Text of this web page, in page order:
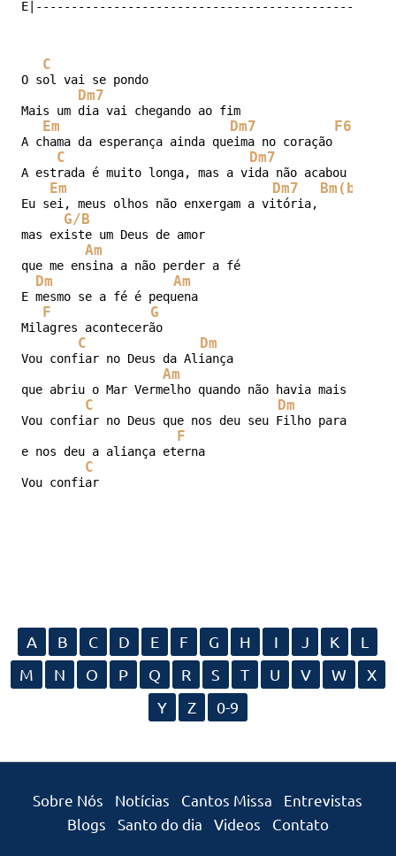
C
O sol vai se pondo
Dm7
Mais um dia vai chegando ao fim
Em Dm7 F6
A chama da esperança ainda queima no coração
C Dm7
A estrada é muito longa, mas a vida não acabou
Em Dm7 Bm(b13)
Eu sei, meus olhos não enxergam a vitória,
G/B
mas existe um Deus de amor
Am
que me ensina a não perder a fé
Dm Am
E mesmo se a fé é pequena
F G
Milagres acontecerão
C Dm
Vou confiar no Deus da Aliança
Am
que abriu o Mar Vermelho quando não havia mais saída
C Dm
Vou confiar no Deus que nos deu seu Filho para nos
F
e nos deu a aliança eterna
C
Vou confiar
A B C D E F G H I J K
L
M
N O P Q R S T U V W
X
Y
Z 0-9
Sobre Nós Notícias Cantos Missa
Entrevistas
Blogs
Santo do dia Videos Contato